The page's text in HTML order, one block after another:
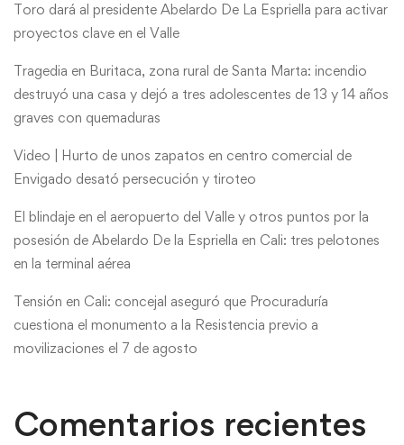
Toro dará al presidente Abelardo De La Espriella para activar
proyectos clave en el Valle
Tragedia en Buritaca, zona rural de Santa Marta: incendio
destruyó una casa y dejó a tres adolescentes de 13 y 14 años
graves con quemaduras
Video | Hurto de unos zapatos en centro comercial de
Envigado desató persecución y tiroteo
El blindaje en el aeropuerto del Valle y otros puntos por la
posesión de Abelardo De la Espriella en Cali: tres pelotones
en la terminal aérea
Tensión en Cali: concejal aseguró que Procuraduría
cuestiona el monumento a la Resistencia previo a
movilizaciones el 7 de agosto
Comentarios recientes